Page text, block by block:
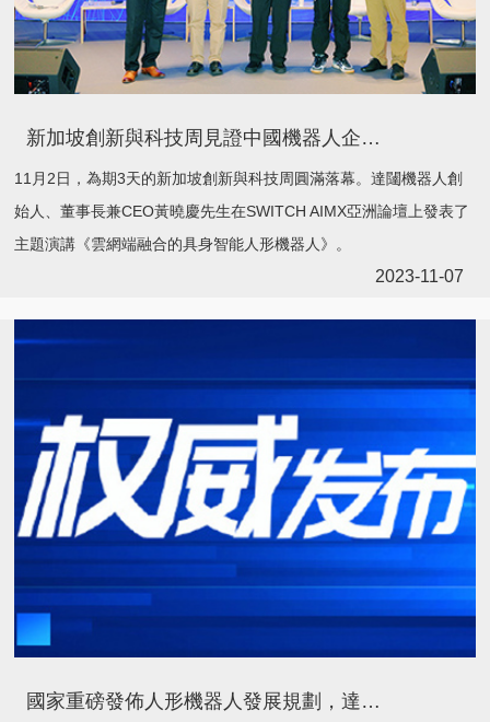
新加坡創新與科技周見證中國機器人企業崛起，達闥黃曉慶分享未來願景
11月2日，為期3天的新加坡創新與科技周圓滿落幕。達闥機器人創
始人、董事長兼CEO黃曉慶先生在SWITCH AIMX亞洲論壇上發表了
主題演講《雲網端融合的具身智能人形機器人》。
2023-11-07
國家重磅發佈人形機器人發展規劃，達闥深耕具身智能機器人創新，引領行業發展